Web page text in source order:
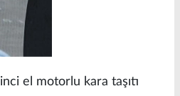
el motorlu kara taşıtı